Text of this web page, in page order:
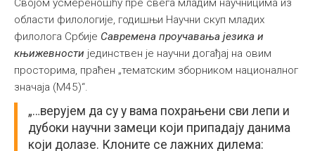
Својом усмереношћу пре свега младим научницима из
области филологије, годишњи Научни скуп младих
филолога Србије Савремена проучавања језика и
књижевности јединствен је научни догађај на овим
просторима, праћен „тематским зборником националног
значаја (М45)“.
„…верујем да су у вама похрањени сви лепи и
дубоки научни замеци који припадају данима
који долазе. Клоните се лажних дилема: